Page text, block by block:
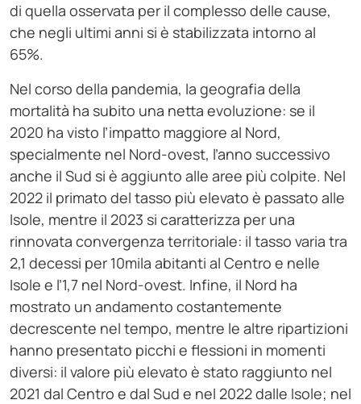
di quella osservata per il complesso delle cause,
che negli ultimi anni si è stabilizzata intorno al
65%.
Nel corso della pandemia, la geografia della
mortalità ha subito una netta evoluzione: se il
2020 ha visto l’impatto maggiore al Nord,
specialmente nel Nord-ovest, l’anno successivo
anche il Sud si è aggiunto alle aree più colpite. Nel
2022 il primato del tasso più elevato è passato alle
Isole, mentre il 2023 si caratterizza per una
rinnovata convergenza territoriale: il tasso varia tra
2,1 decessi per 10mila abitanti al Centro e nelle
Isole e l’1,7 nel Nord-ovest. Infine, il Nord ha
mostrato un andamento costantemente
decrescente nel tempo, mentre le altre ripartizioni
hanno presentato picchi e flessioni in momenti
diversi: il valore più elevato è stato raggiunto nel
2021 dal Centro e dal Sud e nel 2022 dalle Isole; nel